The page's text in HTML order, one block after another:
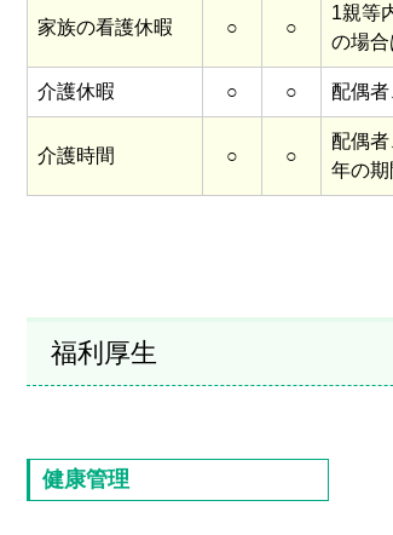
家族の看護休暇 ○ ○
1親等
の場
介護休暇 ○ ○ 配偶
介護時間 ○ ○
配偶
年の
福利厚生
健康管理